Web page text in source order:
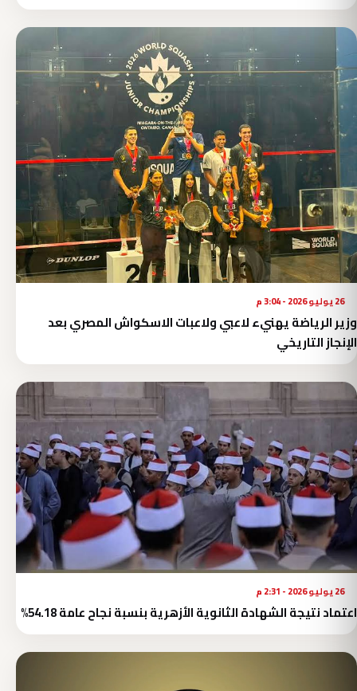
26 يوليو 2026 - 3:04 م
وزير الرياضة يهنيء لاعبي ولاعبات الاسكواش المصري بعد
الإنجاز التاريخي
26 يوليو 2026 - 2:31 م
اعتماد نتيجة الشهادة الثانوية الأزهرية بنسبة نجاح عامة 54.18%